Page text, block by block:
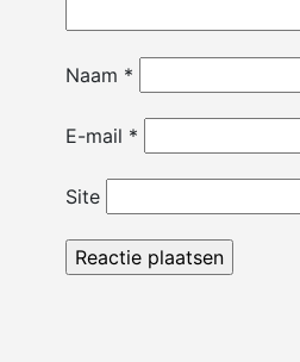
Naam *
E-mail *
Site